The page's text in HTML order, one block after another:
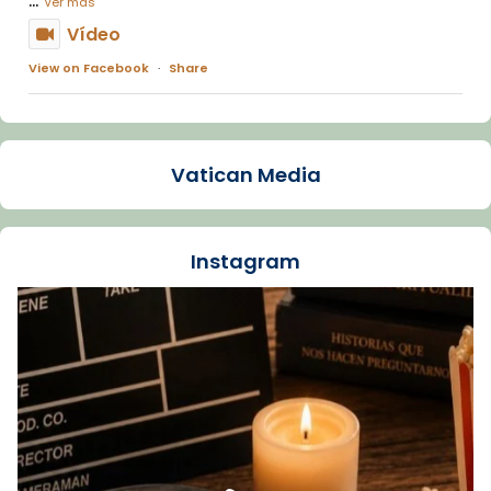
Vídeo
View on Facebook · Share
Arquebisbat de Barcelona
La Carmina va patir depressió. Fa gairebé
dos mesos, a l'Estadi Lluís Companys, la
Recupera l'entrevista comp
Vatican
tican News 👇
www.vaticannews.va/es/iglesia/news/2026-
07/carmina-historia-depresion-papa-viaje-
espana-testimoni...
Foto
Vatican Media
Instagram